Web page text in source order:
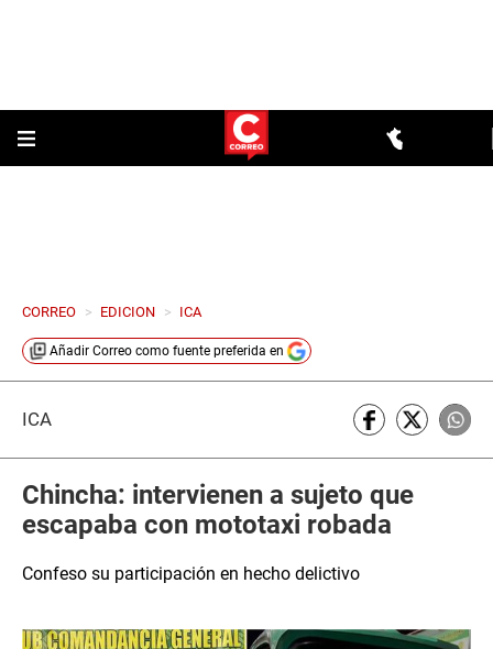
CORREO > EDICION > ICA
Añadir Correo como fuente preferida en
ICA
Chincha: intervienen a sujeto que
escapaba con mototaxi robada
Confeso su participación en hecho delictivo